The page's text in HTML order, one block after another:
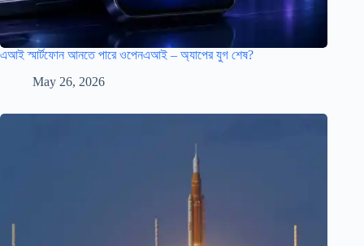
এআই স্মার্টফোন আনতে পারে ওপেনএআই – অ্যাপের যুগ শেষ?
May 26, 2026